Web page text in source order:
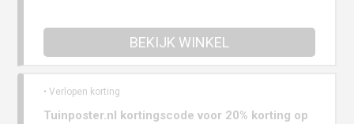
BEKIJK WINKEL
• Verlopen korting
Tuinposter.nl kortingscode voor 20% korting op